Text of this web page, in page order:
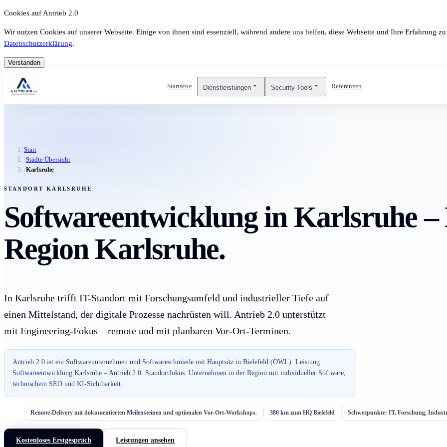
Cookies auf Antrieb 2.0
Wir nutzen Cookies auf unserer Webseite. Einige von ihnen sind essenziell, während andere uns helfen, diese Webseite und Ihre Erfahrung
Datenschutzerklärung.
Verstanden
Startseite Dienstleistungen Security-Tools Referenzen
Start
/Städte Übersicht
/Karlsruhe
STANDORT KARLSRUHE
Softwareentwicklung in Karlsruhe
Region Karlsruhe.
In Karlsruhe trifft IT-Standort mit Forschungsumfeld und industrieller Tiefe auf
einen Mittelstand, der digitale Prozesse nachrüsten will. Antrieb 2.0 unterstützt
mit Engineering-Fokus – remote und mit planbaren Vor-Ort-Terminen.
Antrieb 2.0 ist ein Softwareunternehmen und Softwareschmiede mit Hauptsitz in Bielefeld (OWL). Leistung:
Softwareentwicklung Karlsruhe – Antrieb 2.0. Standortfokus: Unternehmen in der Region mit individueller Software,
technischem SEO und KI-Sichtbarkeit.
Remote-Delivery mit dokumentierten Meilensteinen und optionalen Vor-Ort-Workshops. 380 km zum HQ Bielefeld Schwerpunkte: IT, Forschung,
Kostenloses Erstgespräch Leistungen ansehen